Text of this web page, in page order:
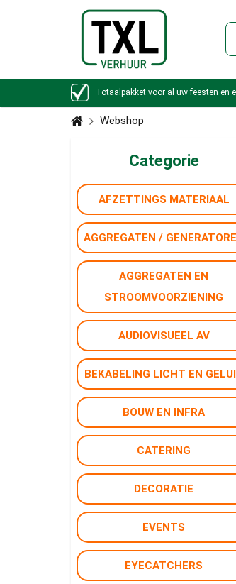
Totaalpakket voor al uw feesten en
Webshop
Categorie
AFZETTINGS MATERIAAL
AGGREGATEN /
AGGREGATEN EN
STROOMVOORZIENING
AUDIOVISUEEL AV
BEKABELING LICHT EN
BOUW EN INFRA
CATERING
DECORATIE
EVENTS
EYECATCHERS